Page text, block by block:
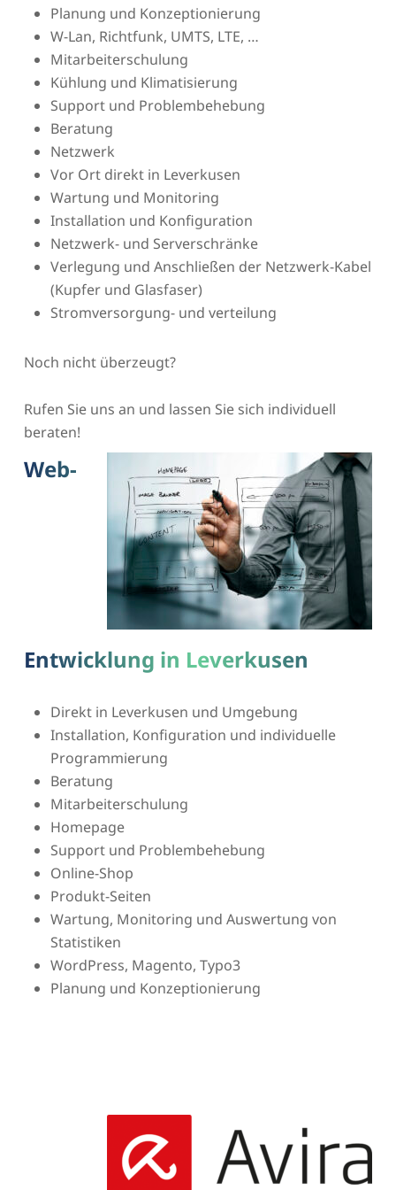
Planung und Konzeptionierung
W-Lan, Richtfunk, UMTS, LTE, …
Mitarbeiterschulung
Kühlung und Klimatisierung
Support und Problembehebung
Beratung
Netzwerk
Vor Ort direkt in Leverkusen
Wartung und Monitoring
Installation und Konfiguration
Netzwerk- und Serverschränke
Verlegung und Anschließen der Netzwerk-Kabel
(Kupfer und Glasfaser)
Stromversorgung- und verteilung
Noch nicht überzeugt?
Rufen Sie uns an und lassen Sie sich individuell
beraten!
Web-
Entwicklung in Leverkusen
Direkt in Leverkusen und Umgebung
Installation, Konfiguration und individuelle
Programmierung
Beratung
Mitarbeiterschulung
Homepage
Support und Problembehebung
Online-Shop
Produkt-Seiten
Wartung, Monitoring und Auswertung von
Statistiken
WordPress, Magento, Typo3
Planung und Konzeptionierung